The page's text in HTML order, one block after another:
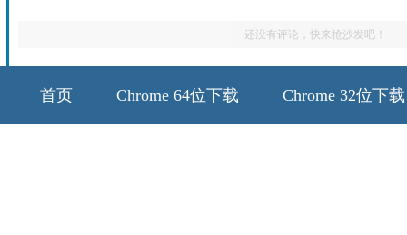
还没有评论，快来抢沙发吧！
首页 Chrome 64位下载 Chrome 32位下载